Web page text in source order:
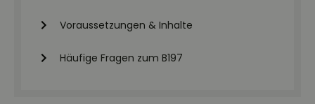
Voraussetzungen & Inhalte
Häufige Fragen zum B197